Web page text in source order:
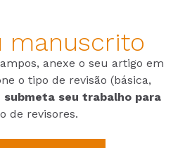
manuscrito
anexe o seu artigo em
o tipo de revisão (básica,
submeta seu trabalho para
de revisores.